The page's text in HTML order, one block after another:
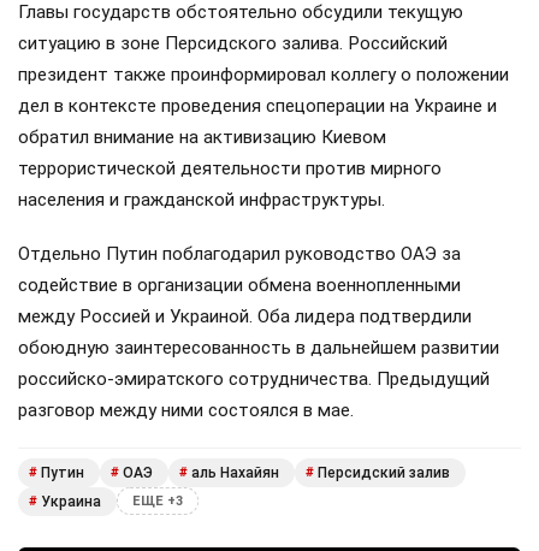
Главы государств обстоятельно обсудили текущую
ситуацию в зоне Персидского залива. Российский
президент также проинформировал коллегу о положении
дел в контексте проведения спецоперации на Украине и
обратил внимание на активизацию Киевом
террористической деятельности против мирного
населения и гражданской инфраструктуры.
Отдельно Путин поблагодарил руководство ОАЭ за
содействие в организации обмена военнопленными
между Россией и Украиной. Оба лидера подтвердили
обоюдную заинтересованность в дальнейшем развитии
российско-эмиратского сотрудничества. Предыдущий
разговор между ними состоялся в мае.
# Путин # ОАЭ # аль Нахайян # Персидский залив
# Украина ЕЩЕ +3